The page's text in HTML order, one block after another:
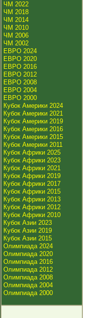
ЧМ 2022
ЧМ 2018
ЧМ 2014
ЧМ 2010
ЧМ 2006
ЧМ 2002
ЕВРО 2024
ЕВРО 2020
ЕВРО 2016
ЕВРО 2012
ЕВРО 2008
ЕВРО 2004
ЕВРО 2000
Кубок Америки 2024
Кубок Америки 2021
Кубок Америки 2019
Кубок Америки 2016
Кубок Америки 2015
Кубок Америки 2011
Кубок Африки 2025
Кубок Африки 2023
Кубок Африки 2021
Кубок Африки 2019
Кубок Африки 2017
Кубок Африки 2015
Кубок Африки 2013
Кубок Африки 2012
Кубок Африки 2010
Кубок Азии 2023
Кубок Азии 2019
Кубок Азии 2015
Олимпиада 2024
Олимпиада 2020
Олимпиада 2016
Олимпиада 2012
Олимпиада 2008
Олимпиада 2004
Олимпиада 2000